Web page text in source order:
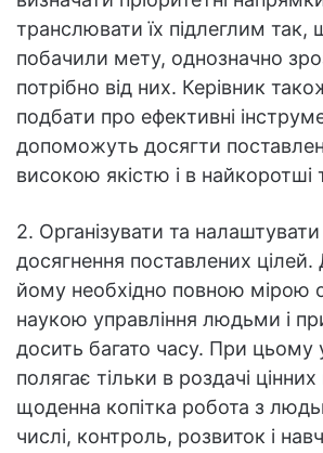
транслювати їх підлеглим так,
побачили мету, однозначно
потрібно від них. Керівник
подбати про ефективні
допоможуть досягти
високою якістю і в найкоротші
2. Організувати та
досягнення поставлених цілей.
йому необхідно повною мірою
наукою управління людьми і
досить багато часу. При цьому
полягає тільки в роздачі
щоденна копітка робота з
числі, контроль, розвиток і